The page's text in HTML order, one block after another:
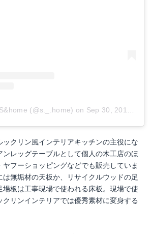
(@s._.home) on Sep 30, 2018 at 4:40am PDT
クリン風インテリアキッチンの主役にな
レッグテーブルとして個人の木工店のほ
フーショッピングなどでも販売していま
無垢材の天板か、リサイクルウッドの足
板は工事現場で使われる床板。現場で使
クリンインテリアでは優秀素材に変身する